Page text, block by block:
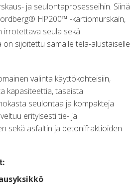
ja seulontaprosesseihin. Siinä
HP200™ -kartiomurskain,
irrotettava seula sekä
on sijoitettu samalle tela-alustaiselle
valinta käyttökohteisiin,
kapasiteettia, tasaista
seulontaa ja kompakteja
erityisesti tie- ja
sekä asfaltin ja betonifraktioiden